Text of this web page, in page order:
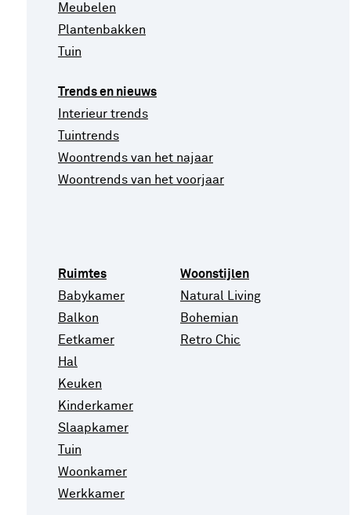
Meubelen
Plantenbakken
Tuin
Trends en nieuws
Interieur trends
Tuintrends
Woontrends van het najaar
Woontrends van het voorjaar
Ruimtes
Babykamer
Balkon
Eetkamer
Hal
Keuken
Kinderkamer
Slaapkamer
Tuin
Woonkamer
Werkkamer
Woonstijlen
Natural Living
Bohemian
Retro Chic